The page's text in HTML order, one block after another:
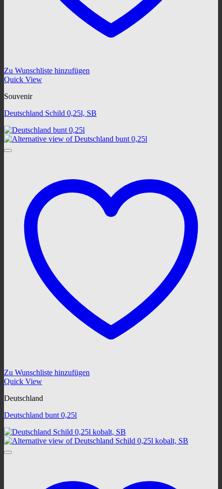
Zu Wunschliste hinzufügen
Quick View
Souvenir
Deutschland Schild 0,25l, SB
Zu Wunschliste hinzufügen
Quick View
Deutschland
Deutschland bunt 0,25l